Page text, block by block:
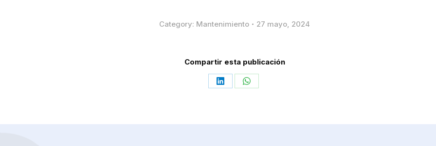
Category: Mantenimiento 27 mayo, 2024
Compartir esta publicación
Share Share